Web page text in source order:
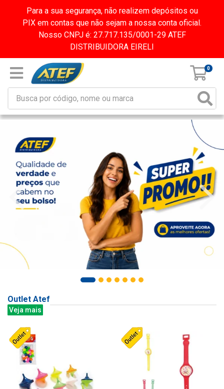
Para a sua segurança, não realizem depósitos ou
PIX em contas que não sejam a nossa conta oficial.
Nosso CNPJ é: 27.717.135/0001-29 ATEF
DISTRIBUIDORA EIRELI
0
Outlet Atef
Veja mais